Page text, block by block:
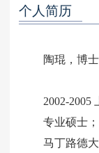
个人简历
陶琨，博
2002-2005
专业硕士
马丁路德